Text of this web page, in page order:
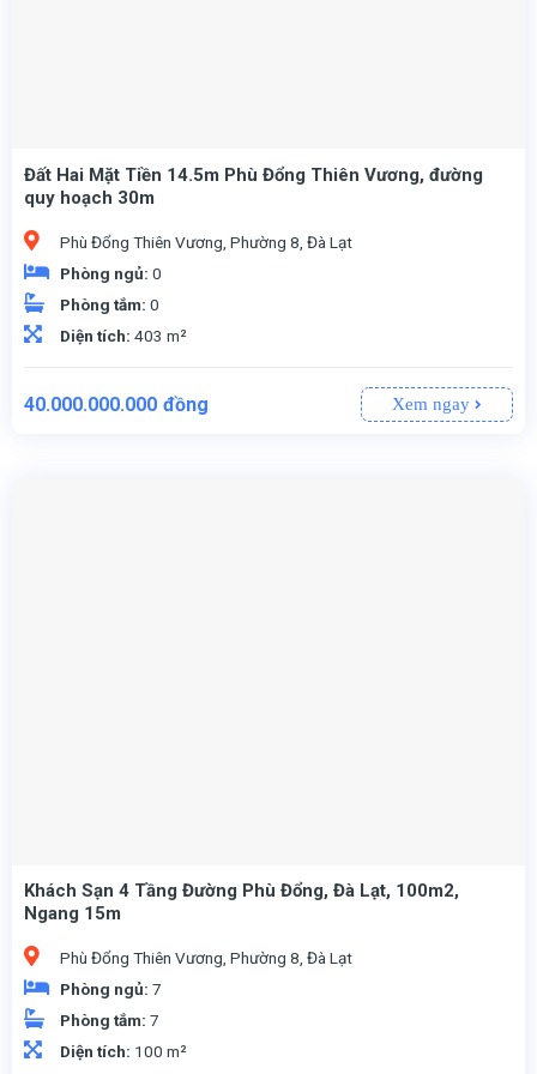
Đất Hai Mặt Tiền 14.5m Phù Đổng Thiên Vương, đường
quy hoạch 30m
Phù Đổng Thiên Vương, Phường 8, Đà Lạt
Phòng ngủ: 0
Phòng tắm: 0
Diện tích: 403 m²
40.000.000.000 đồng Xem ngay
Khách Sạn 4 Tầng Đường Phù Đổng, Đà Lạt, 100m2,
Ngang 15m
Phù Đổng Thiên Vương, Phường 8, Đà Lạt
Phòng ngủ: 7
Phòng tắm: 7
Diện tích: 100 m²